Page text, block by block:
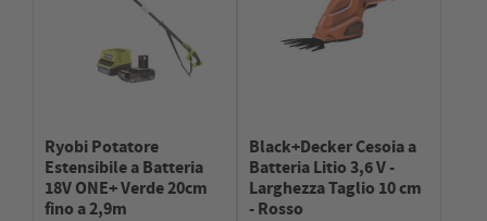
Ryobi Potatore
Estensibile a Batteria
18V ONE+ Verde 20cm
fino a 2,9m
Black+Decker Cesoia a
Batteria Litio 3,6 V -
Larghezza Taglio 10 cm
- Rosso